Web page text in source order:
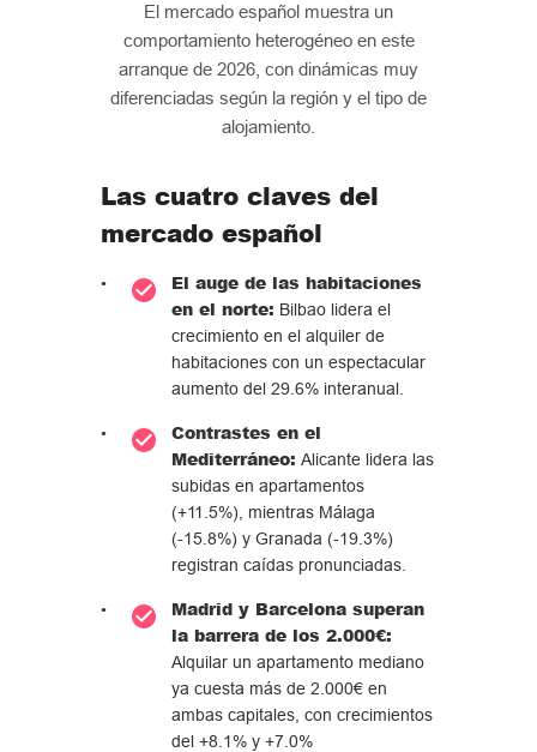
El mercado español muestra un
comportamiento heterogéneo en este
arranque de 2026, con dinámicas muy
diferenciadas según la región y el tipo de
alojamiento.
Las cuatro claves del
mercado español
El auge de las habitaciones
en el norte: Bilbao lidera el
crecimiento en el alquiler de
habitaciones con un espectacular
aumento del 29.6% interanual.
Contrastes en el
Mediterráneo: Alicante lidera las
subidas en apartamentos
(+11.5%), mientras Málaga
(-15.8%) y Granada (-19.3%)
registran caídas pronunciadas.
Madrid y Barcelona superan
la barrera de los 2.000€:
Alquilar un apartamento mediano
ya cuesta más de 2.000€ en
ambas capitales, con crecimientos
del +8.1% y +7.0%